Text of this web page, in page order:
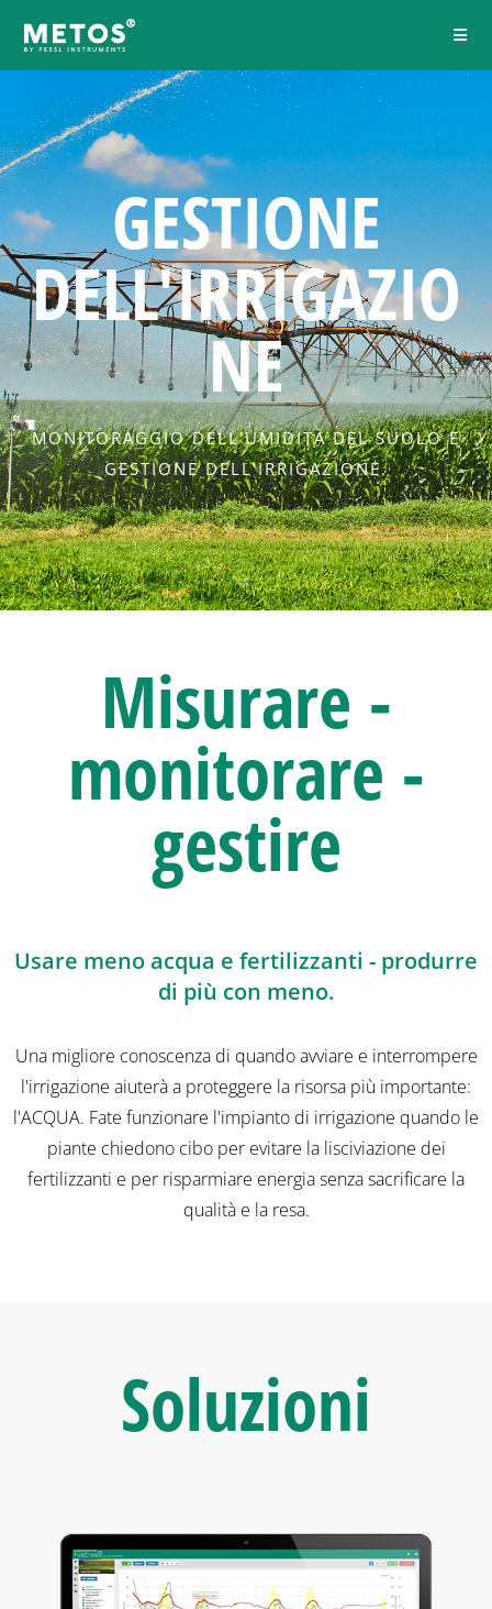
GESTIONE
DELL'IRRIGAZIO
NE
MONITORAGGIO DELL'UMIDITÀ DEL SUOLO E
GESTIONE DELL'IRRIGAZIONE.
Misurare -
monitorare -
gestire
Usare meno acqua e fertilizzanti - produrre
di più con meno.
Una migliore conoscenza di quando avviare e interrompere
l'irrigazione aiuterà a proteggere la risorsa più importante:
l'ACQUA. Fate funzionare l'impianto di irrigazione quando le
piante chiedono cibo per evitare la lisciviazione dei
fertilizzanti e per risparmiare energia senza sacrificare la
qualità e la resa.
Soluzioni